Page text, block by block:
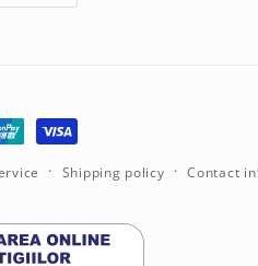
Shipping policy Contact